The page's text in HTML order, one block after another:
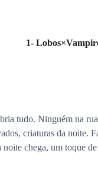
1-
tudo. Ninguém na
criaturas da noite.
chega, um toque